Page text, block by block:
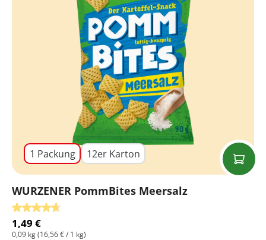
1 Packung 12er Karton
WURZENER PommBites Meersalz
Durchschnittliche Bewertung von 4.8 von 5 Sternen
1,49 €
0,09 kg(16,56 € / 1 kg)